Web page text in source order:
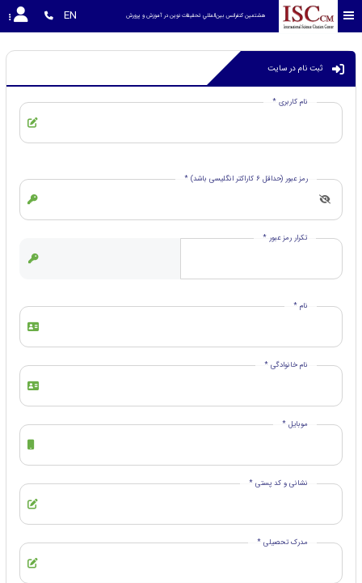
هشتمین كنفرانس بين‌المللي تحقیقات نوین در آموزش و پرورش EN
ثبت نام در سایت
نام کاربری *
رمز عبور (حداقل 6 کاراکتر انگلیسی باشد) *
تکرار رمز عبور *
نام *
نام خانوادگی *
موبایل *
نشانی و کد پستی *
مدرک تحصیلی *